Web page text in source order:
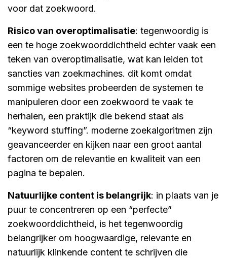
voor dat zoekwoord.
risico van overoptimalisatie: tegenwoordig is
een te hoge zoekwoorddichtheid echter vaak een
teken van overoptimalisatie, wat kan leiden tot
sancties van zoekmachines. dit komt omdat
sommige websites probeerden de systemen te
manipuleren door een zoekwoord te vaak te
herhalen, een praktijk die bekend staat als
“keyword stuffing”. moderne zoekalgoritmen zijn
geavanceerder en kijken naar een groot aantal
factoren om de relevantie en kwaliteit van een
pagina te bepalen.
natuurlijke content is belangrijk: in plaats van je
puur te concentreren op een “perfecte”
zoekwoorddichtheid, is het tegenwoordig
belangrijker om hoogwaardige, relevante en
natuurlijk klinkende content te schrijven die